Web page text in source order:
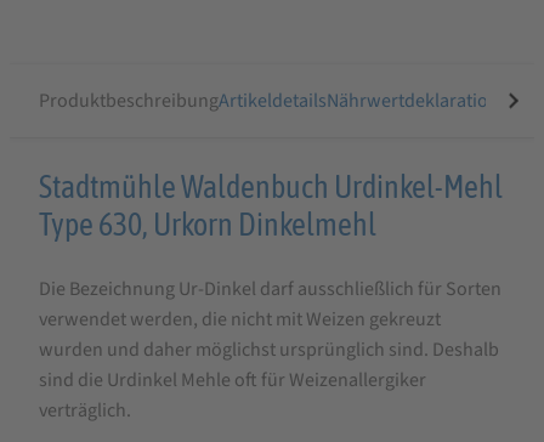
ProduktbeschreibungArtikeldetailsNährwertdeklaration
Produktbeschreibung
für
Mehl
Type
630,
Urkorn
Stadtmühle Waldenbuch Urdinkel-Mehl
Type 630, Urkorn Dinkelmehl
Die Bezeichnung Ur-Dinkel darf ausschließlich für Sorten
verwendet werden, die nicht mit Weizen gekreuzt
wurden und daher möglichst ursprünglich sind. Deshalb
sind die Urdinkel Mehle oft für Weizenallergiker
verträglich.